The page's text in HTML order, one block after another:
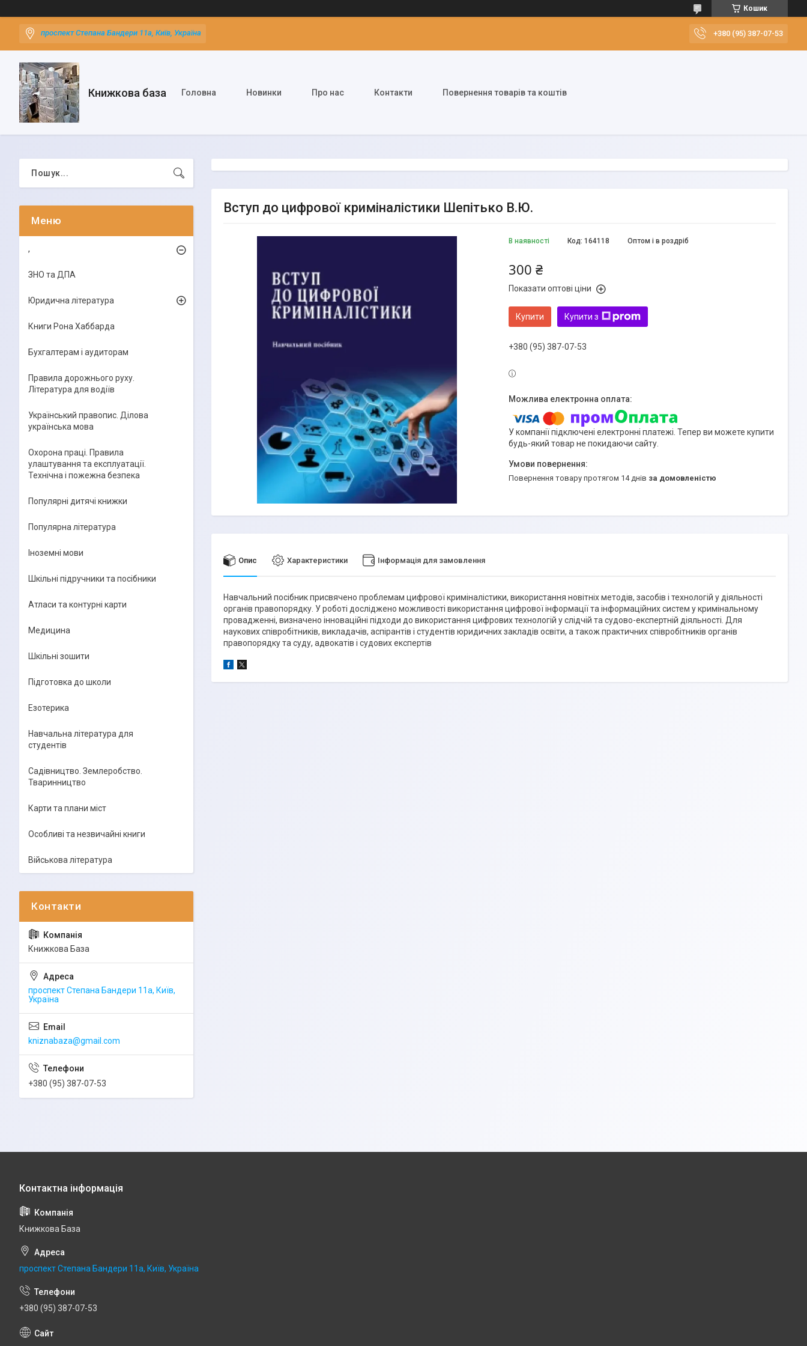
Кошик
проспект Степана Бандери 11а, Київ, Україна +380 (95) 387-07-53
Книжкова база Головна Новинки Про нас Контакти Повернення товарів та коштів
Вступ до цифрової криміналістики Шепітько В.Ю.
В наявності Оптом і в роздріб
Код: 164118
300 ₴
Показати оптові ціни
Купити Купити з
+380 (95) 387-07-53
У компанії підключені електронні платежі. Тепер ви можете купити
будь-який товар не покидаючи сайту.
повернення товару протягом 14 днів за домовленістю
Опис Характеристики Інформація для замовлення
Навчальний посібник присвячено проблемам цифрової криміналістики, використання новітніх методів, засобів і технологій у діяльності
органів правопорядку. У роботі досліджено можливості використання цифрової інформації та інформаційних систем у кримінальному
провадженні, визначено інноваційні підходи до використання цифрових технологій у слідчій та судово-експертній діяльності. Для
наукових співробітників, викладачів, аспірантів і студентів юридичних закладів освіти, а також практичних співробітників органів
правопорядку та суду, адвокатів і судових експертів
,
ЗНО та ДПА
Юридична література
Книги Рона Хаббарда
Бухгалтерам і аудиторам
Правила дорожнього руху.
Література для водіїв
Український правопис. Ділова
українська мова
Охорона праці. Правила
улаштування та експлуатації.
Технічна і пожежна безпека
Популярні дитячі книжки
Популярна література
Іноземні мови
Шкільні підручники та посібники
Атласи та контурні карти
Медицина
Шкільні зошити
Підготовка до школи
Езотерика
Навчальна література для
студентів
Садівництво. Землеробство.
Тваринництво
Карти та плани міст
Особливі та незвичайні книги
Військова література
Книжкова База
проспект Степана Бандери 11а, Київ,
Україна
kniznabaza@gmail.com
+380 (95) 387-07-53
Книжкова База
проспект Степана Бандери 11а, Київ, Україна
+380 (95) 387-07-53